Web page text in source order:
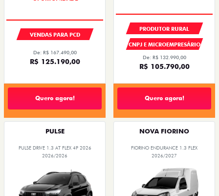
VENDAS PARA PCD
De: R$ 167.490,00
R$ 125.190,00
Quero agora!
PRODUTOR RURAL
CNPJ E MICROEMPRESÁRIO
De: R$ 132.990,00
R$ 105.790,00
Quero agora!
PULSE
PULSE DRIVE 1.3 AT FLEX 4P 2026
2026/2026
NOVA FIORINO
FIORINO ENDURANCE 1.3 FLEX
2026/2027